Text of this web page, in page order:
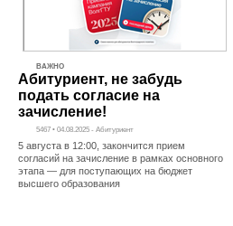
ВАЖНО
Абитуриент, не забудь
подать согласие на
зачисление!
5467 • 04.08.2025 - Абитуриент
5 августа в 12:00, закончится прием
согласий на зачисление в рамках основного
этапа — для поступающих на бюджет
высшего образования